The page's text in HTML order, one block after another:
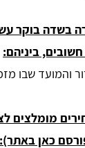
בשדה בוקר
ביניהם:
והמועד שבו
מומלצים
כאן באתר):